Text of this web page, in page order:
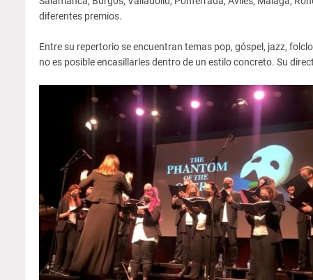
diferentes premios.
Entre su repertorio se encuentran temas pop, góspel, jazz,
no es posible encasillarles dentro de un estilo concreto. Su